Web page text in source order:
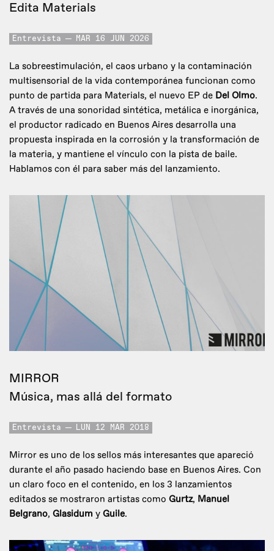
Edita Materials
Entrevista MAR 16 JUN 2026
La sobreestimulación, el caos urbano y la contaminación
multisensorial de la vida contemporánea funcionan como
punto de partida para Materials, el nuevo EP de Del Olmo.
A través de una sonoridad sintética, metálica e inorgánica,
el productor radicado en Buenos Aires desarrolla una
propuesta inspirada en la corrosión y la transformación de
la materia, y mantiene el vínculo con la pista de baile.
Hablamos con él para saber más del lanzamiento.
MIRROR
Música, mas allá del formato
Entrevista LUN 12 MAR 2018
Mirror es uno de los sellos más interesantes que apareció
durante el año pasado haciendo base en Buenos Aires. Con
un claro foco en el contenido, en los 3 lanzamientos
editados se mostraron artistas como Gurtz, Manuel
Belgrano, Glasidum y Guile.